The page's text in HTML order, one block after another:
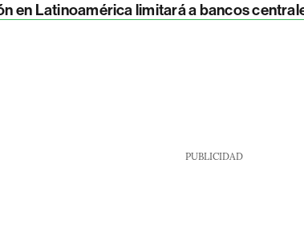
en Latinoamérica limitará a bancos
PUBLICIDAD